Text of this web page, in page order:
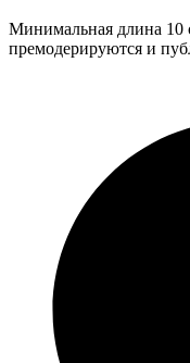
Минимальная длина 10
премодерируются и